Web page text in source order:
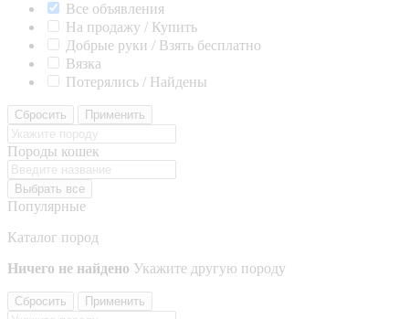
Все объявления
На продажу / Купить
Добрые руки / Взять бесплатно
Вязка
Потерялись / Найдены
Сбросить Применить
Породы кошек
Выбрать все
Популярные
Каталог пород
Ничего не найдено Укажите другую породу
Сбросить Применить